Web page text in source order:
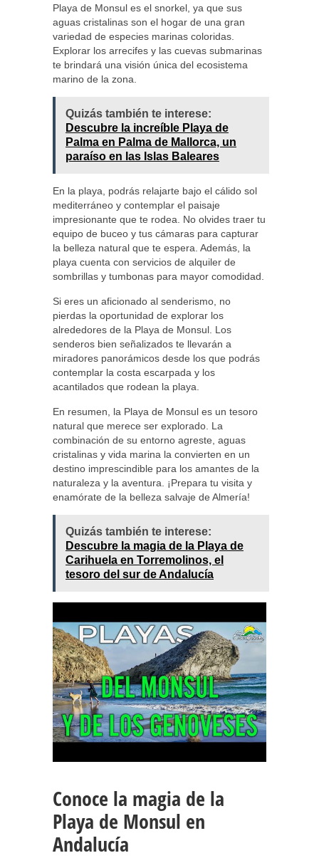
Playa de Monsul es el snorkel, ya que sus
aguas cristalinas son el hogar de una gran
variedad de especies marinas coloridas.
Explorar los arrecifes y las cuevas submarinas
te brindará una visión única del ecosistema
marino de la zona.
Quizás también te interese:
Descubre la increíble Playa de
Palma en Palma de Mallorca, un
paraíso en las Islas Baleares
En la playa, podrás relajarte bajo el cálido sol
mediterráneo y contemplar el paisaje
impresionante que te rodea. No olvides traer tu
equipo de buceo y tus cámaras para capturar
la belleza natural que te espera. Además, la
playa cuenta con servicios de alquiler de
sombrillas y tumbonas para mayor comodidad.
Si eres un aficionado al senderismo, no
pierdas la oportunidad de explorar los
alrededores de la Playa de Monsul. Los
senderos bien señalizados te llevarán a
miradores panorámicos desde los que podrás
contemplar la costa escarpada y los
acantilados que rodean la playa.
En resumen, la Playa de Monsul es un tesoro
natural que merece ser explorado. La
combinación de su entorno agreste, aguas
cristalinas y vida marina la convierten en un
destino imprescindible para los amantes de la
naturaleza y la aventura. ¡Prepara tu visita y
enamórate de la belleza salvaje de Almería!
Quizás también te interese:
Descubre la magia de la Playa de
Carihuela en Torremolinos, el
tesoro del sur de Andalucía
Conoce la magia de la
Playa de Monsul en
Andalucía